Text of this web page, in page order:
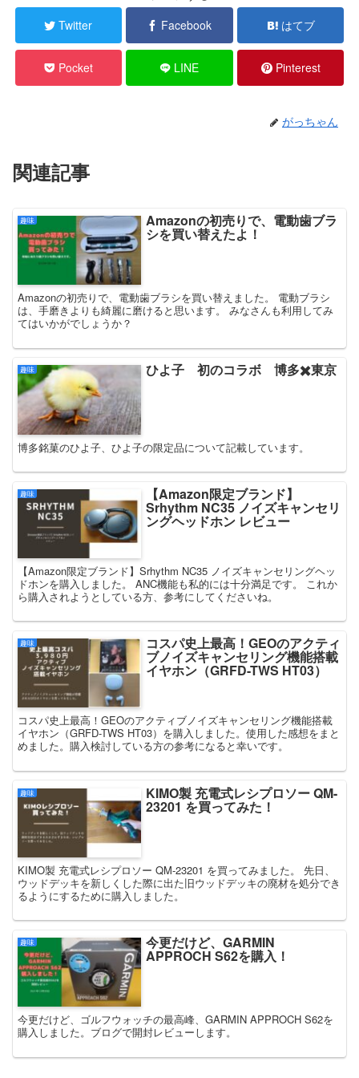
Twitter Facebook はてブ
Pocket LINE Pinterest
がっちゃん
関連記事
趣味 Amazonの初売りで、電動歯ブラ
シを買い替えたよ！
Amazonの初売りで、電動歯ブラシを買い替えました。 電動ブラシ
は、手磨きよりも綺麗に磨けると思います。 みなさんも利用してみ
てはいかがでしょうか？
趣味 ひよ子 初のコラボ 博多✖️東京
博多銘菓のひよ子、ひよ子の限定品について記載しています。
趣味 【Amazon限定ブランド】
Srhythm NC35 ノイズキャンセリ
ングヘッドホン レビュー
【Amazon限定ブランド】Srhythm NC35 ノイズキャンセリングヘッ
ドホンを購入しました。 ANC機能も私的には十分満足です。 これか
ら購入されようとしている方、参考にしてくださいね。
趣味 コスパ史上最高！GEOのアクティ
ブノイズキャンセリング機能搭載
イヤホン（GRFD-TWS HT03）
コスパ史上最高！GEOのアクティブノイズキャンセリング機能搭載
イヤホン（GRFD-TWS HT03）を購入しました。使用した感想をまと
めました。購入検討している方の参考になると幸いです。
趣味 KIMO製 充電式レシプロソー QM-
23201 を買ってみた！
KIMO製 充電式レシプロソー QM-23201 を買ってみました。 先日、
ウッドデッキを新しくした際に出た旧ウッドデッキの廃材を処分でき
るようにするために購入しました。
趣味 今更だけど、GARMIN
APPROCH S62を購入！
今更だけど、ゴルフウォッチの最高峰、GARMIN APPROCH S62を
購入しました。ブログで開封レビューします。